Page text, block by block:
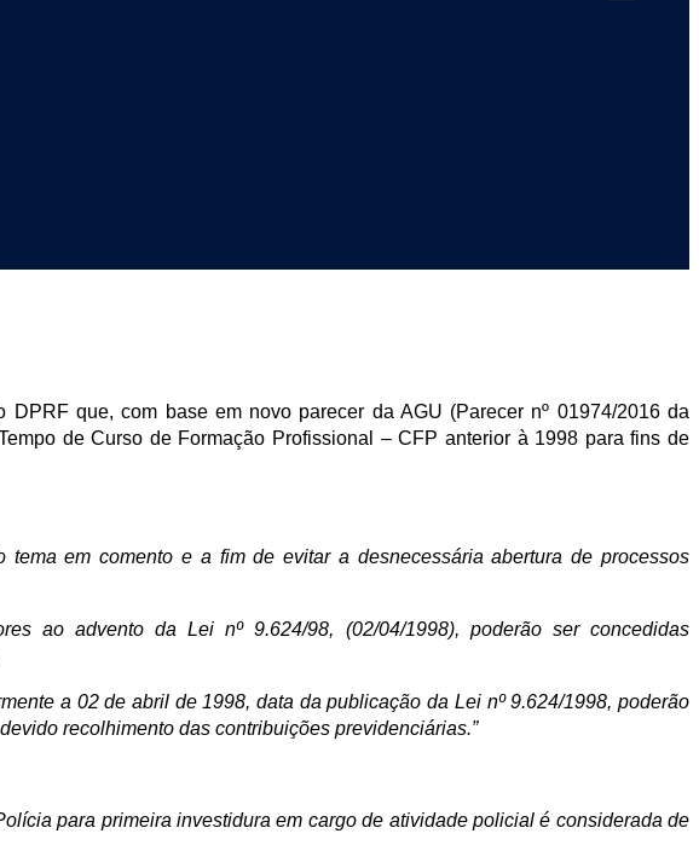
que, com base em novo parecer da AGU (Parecer nº 01974/2016 da
de Curso de Formação Profissional – CFP anterior à 1998 para fins de
em comento e a fim de evitar a desnecessária abertura de processos
ao advento da Lei nº 9.624/98, (02/04/1998), poderão ser concedidas
a 02 de abril de 1998, data da publicação da Lei nº 9.624/1998, poderão
recolhimento das contribuições previdenciárias.”
para primeira investidura em cargo de atividade policial é considerada de